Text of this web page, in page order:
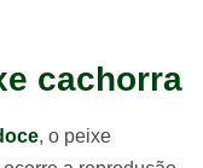
cachorra
, o peixe